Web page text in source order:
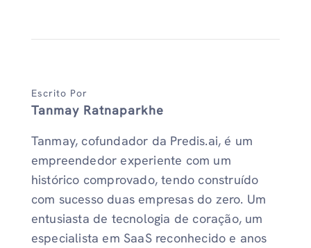
Escrito Por
Tanmay Ratnaparkhe
Tanmay, cofundador da Predis.ai, é um
empreendedor experiente com um
histórico comprovado, tendo construído
com sucesso duas empresas do zero. Um
entusiasta de tecnologia de coração, um
especialista em SaaS reconhecido e anos